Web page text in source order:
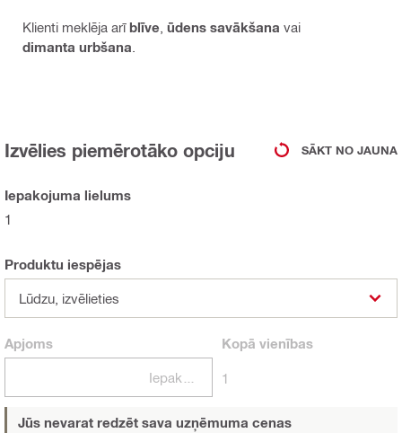
Klienti meklēja arīblīve ūdens savākšana vai
dimanta urbšana
Izvēlies piemērotāko opciju SĀKT NO JAUNA
Iepakojuma lielums
1
Produktu iespējas
Lūdzu, izvēlieties
Apjoms Kopā vienības
1
Jūs nevarat redzēt sava uzņēmuma cenas